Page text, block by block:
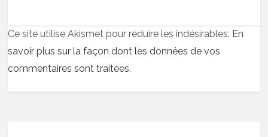
Ce site utilise Akismet pour réduire les indésirables. En
savoir plus sur la façon dont les données de vos
commentaires sont traitées.